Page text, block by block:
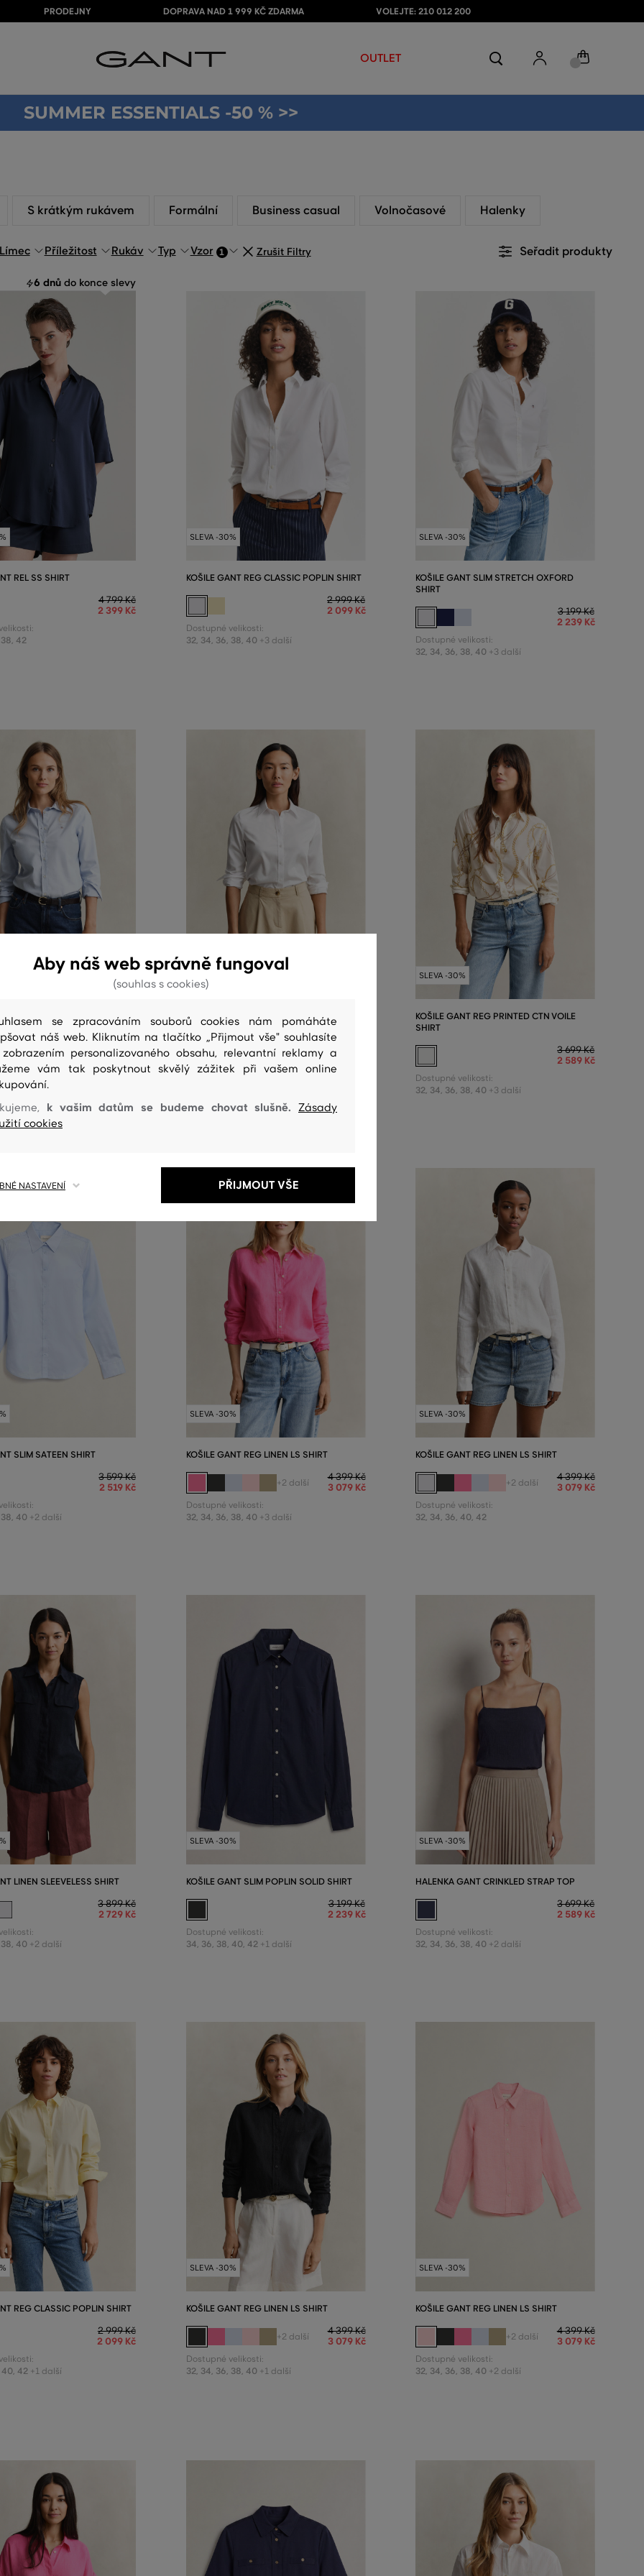
PRODEJNY DOPRAVA NAD 1 999 KČ ZDARMA VOLEJTE: 210 012 200
OUTLET
SUMMER ESSENTIALS -50 % >>
S krátkým rukávem Formální Business casual Volnočasové Halenky
Límec Příležitost Rukáv Typ Vzor 1 Zrušit Filtry Seřadit produkty
6 dnů do konce slevy
REL SS SHIRT
4 799 Kč
2 399 Kč
38, 42
SLEVA -30%
KOŠILE GANT REG CLASSIC POPLIN SHIRT
2 999 Kč
2 099 Kč
Dostupné velikosti:
32, 34, 36, 38, 40 +3 další
SLEVA -30%
KOŠILE GANT SLIM STRETCH OXFORD
SHIRT
3 199 Kč
2 239 Kč
Dostupné velikosti:
32, 34, 36, 38, 40 +3 další
SLIM STRETCH OXFORD
3 199 Kč
2 239 Kč
38, 40 +2 další
KOŠILE GANT SLIM SATEEN SHIRT
3 599 Kč
2 519 Kč
Dostupné velikosti:
32
SLEVA -30%
KOŠILE GANT REG PRINTED CTN VOILE
SHIRT
3 699 Kč
2 589 Kč
Dostupné velikosti:
32, 34, 36, 38, 40 +3 další
SLIM SATEEN SHIRT
3 599 Kč
2 519 Kč
38, 40 +2 další
SLEVA -30%
KOŠILE GANT REG LINEN LS SHIRT
+2 další 4 399 Kč
3 079 Kč
Dostupné velikosti:
32, 34, 36, 38, 40 +3 další
SLEVA -30%
KOŠILE GANT REG LINEN LS SHIRT
+2 další 4 399 Kč
3 079 Kč
Dostupné velikosti:
32, 34, 36, 40, 42
LINEN SLEEVELESS SHIRT
3 899 Kč
2 729 Kč
38, 40 +2 další
SLEVA -30%
KOŠILE GANT SLIM POPLIN SOLID SHIRT
3 199 Kč
2 239 Kč
Dostupné velikosti:
34, 36, 38, 40, 42 +1 další
SLEVA -30%
HALENKA GANT CRINKLED STRAP TOP
3 699 Kč
2 589 Kč
Dostupné velikosti:
32, 34, 36, 38, 40 +2 další
REG CLASSIC POPLIN SHIRT
2 999 Kč
2 099 Kč
40, 42 +1 další
SLEVA -30%
KOŠILE GANT REG LINEN LS SHIRT
+2 další 4 399 Kč
3 079 Kč
Dostupné velikosti:
32, 34, 36, 38, 40 +1 další
SLEVA -30%
KOŠILE GANT REG LINEN LS SHIRT
+2 další 4 399 Kč
3 079 Kč
Dostupné velikosti:
32, 34, 36, 38, 40 +2 další
Aby náš web správně fungoval
(souhlas s cookies)
se zpracováním souborů cookies nám pomáháte
náš web. Kliknutím na tlačítko „Přijmout vše" souhlasíte
personalizovaného obsahu, relevantní reklamy a
vám tak poskytnout skvělý zážitek při vašem online
k vašim datům se budeme chovat slušně. Zásady
cookies
NASTAVENÍ PŘIJMOUT VŠE